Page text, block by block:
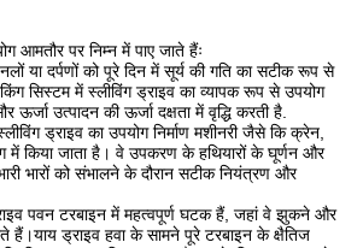
आमतौर पर निम्न में पाए जाते हैंः
या दर्पणों को पूरे दिन में सूर्य की गति का सटीक रूप से
सिस्टम में स्लीविंग ड्राइव का व्यापक रूप से उपयोग
ऊर्जा उत्पादन की ऊर्जा दक्षता में वृद्धि करती है.
ड्राइव का उपयोग निर्माण मशीनरी जैसे कि क्रेन,
में किया जाता है। वे उपकरण के हथियारों के घूर्णन और
भारों को संभालने के दौरान सटीक नियंत्रण और
पवन टरबाइन में महत्वपूर्ण घटक हैं, जहां वे झुकने और
हैं।याय ड्राइव हवा के सामने पूरे टरबाइन के क्षैतिज